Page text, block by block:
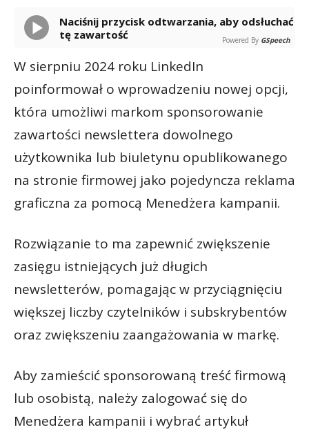
Naciśnij przycisk odtwarzania, aby odsłuchać
tę zawartość
Powered By GSpeech
W sierpniu 2024 roku LinkedIn
poinformował o wprowadzeniu nowej opcji,
która umożliwi markom sponsorowanie
zawartości newslettera dowolnego
użytkownika lub biuletynu opublikowanego
na stronie firmowej jako pojedyncza reklama
graficzna za pomocą Menedżera kampanii.
Rozwiązanie to ma zapewnić zwiększenie
zasięgu istniejących już długich
newsletterów, pomagając w przyciągnięciu
większej liczby czytelników i subskrybentów
oraz zwiększeniu zaangażowania w markę.
Aby zamieścić sponsorowaną treść firmową
lub osobistą, należy zalogować się do
Menedżera kampanii i wybrać artykuł